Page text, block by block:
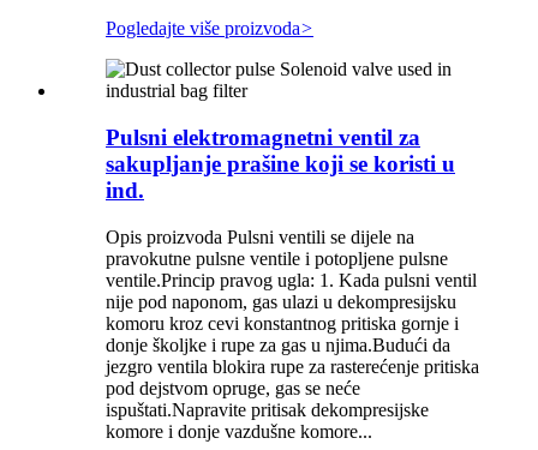
Pogledajte više proizvoda>
Pulsni elektromagnetni ventil za
sakupljanje prašine koji se koristi u
ind.
Opis proizvoda Pulsni ventili se dijele na
pravokutne pulsne ventile i potopljene pulsne
ventile.Princip pravog ugla: 1. Kada pulsni ventil
nije pod naponom, gas ulazi u dekompresijsku
komoru kroz cevi konstantnog pritiska gornje i
donje školjke i rupe za gas u njima.Budući da
jezgro ventila blokira rupe za rasterećenje pritiska
pod dejstvom opruge, gas se neće
ispuštati.Napravite pritisak dekompresijske
komore i donje vazdušne komore...